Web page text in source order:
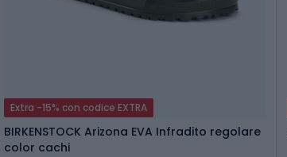
Extra -15% con codice EXTRA
BIRKENSTOCK Arizona EVA Infradito regolare
color cachi